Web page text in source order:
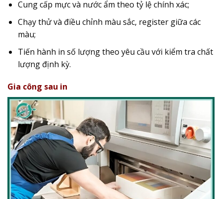
Cung cấp mực và nước ẩm theo tỷ lệ chính xác;
Chạy thử và điều chỉnh màu sắc, register giữa các
màu;
Tiến hành in số lượng theo yêu cầu với kiểm tra chất
lượng định kỳ.
Gia công sau in